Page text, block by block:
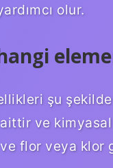
olur.
şu
ve
flor veya klor